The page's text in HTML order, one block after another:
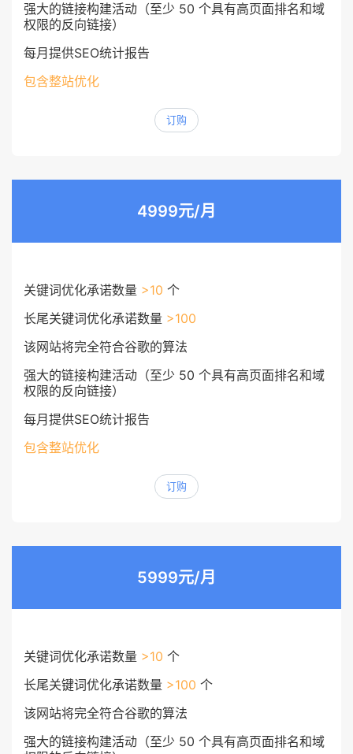
强大的链接构建活动（至少 50 个具有高页面排名和域
权限的反向链接）
每月提供SEO统计报告
包含整站优化
订购
4999元/月
关键词优化承诺数量 >10 个
长尾关键词优化承诺数量 >100
该网站将完全符合谷歌的算法
强大的链接构建活动（至少 50 个具有高页面排名和域
权限的反向链接）
每月提供SEO统计报告
包含整站优化
订购
5999元/月
关键词优化承诺数量 >10 个
长尾关键词优化承诺数量 >100 个
该网站将完全符合谷歌的算法
强大的链接构建活动（至少 50 个具有高页面排名和域